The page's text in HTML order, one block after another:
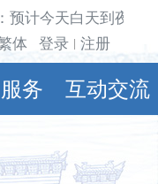
预计今天白天到夜
体 登录 注册
务 互动交流